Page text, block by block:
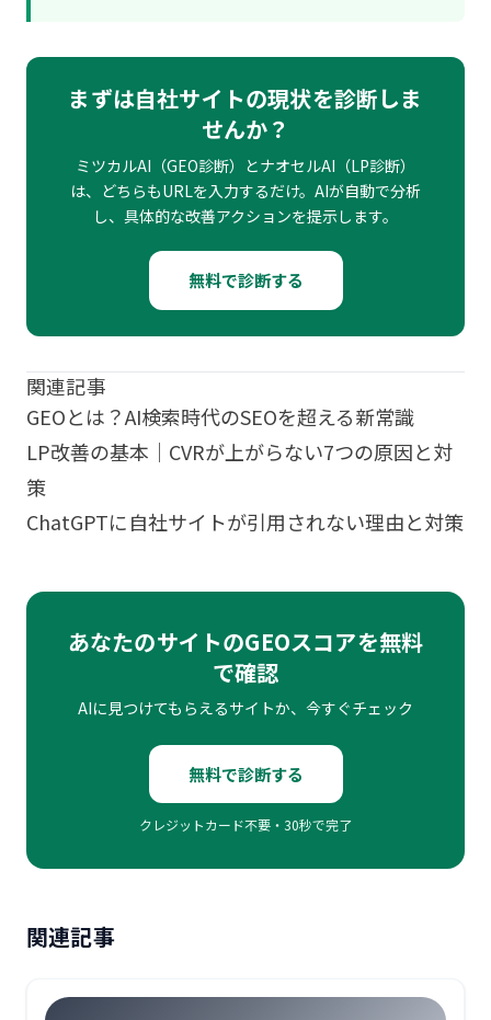
まずは自社サイトの現状を診断しま
せんか？
ミツカルAI（GEO診断）とナオセルAI（LP診断）
は、どちらもURLを入力するだけ。AIが自動で分析
し、具体的な改善アクションを提示します。
無料で診断する
関連記事
GEOとは？AI検索時代のSEOを超える新常識
LP改善の基本｜CVRが上がらない7つの原因と対
策
ChatGPTに自社サイトが引用されない理由と対策
あなたのサイトのGEOスコアを無料
で確認
AIに見つけてもらえるサイトか、今すぐチェック
無料で診断する
クレジットカード不要・30秒で完了
関連記事